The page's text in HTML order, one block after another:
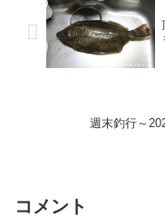
週末釣行～
コメント